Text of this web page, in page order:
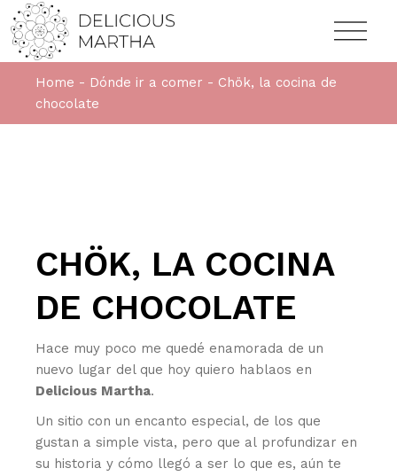
Home Dónde ir a comer
Chök, la cocina de
chocolate
CHÖK, LA COCINA
DE CHOCOLATE
Hace muy poco me quedé enamorada de un
nuevo lugar del que hoy quiero hablaos en
Delicious Martha.
Un sitio con un encanto especial, de los que
gustan a simple vista, pero que al profundizar en
su historia y cómo llegó a ser lo que es, aún te